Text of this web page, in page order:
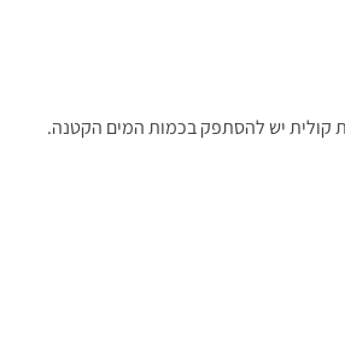
קולית יש להסתפק בכמות המים הקטנה.